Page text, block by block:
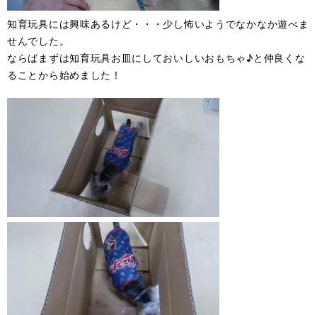
知育玩具には興味あるけど・・・少し怖いようでなかなか遊べま
せんでした。
ならばまずは知育玩具お皿にしておいしいおもちゃ♪と仲良くな
ることから始めました！